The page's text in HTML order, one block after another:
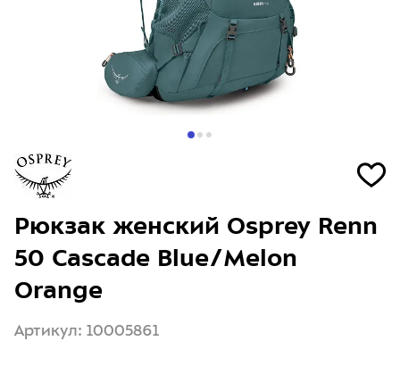
Рюкзак женский Osprey Renn
50 Cascade Blue/Melon
Orange
Артикул: 10005861